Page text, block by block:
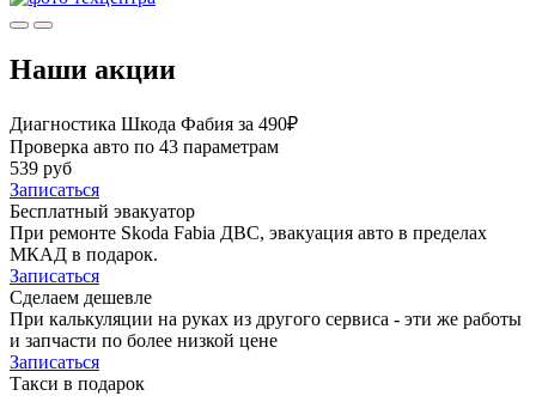
Наши акции
Диагностика Шкода Фабия за 490₽
Проверка авто по 43 параметрам
539 руб
Записаться
Бесплатный эвакуатор
При ремонте Skoda Fabia ДВС, эвакуация авто в пределах
МКАД в подарок.
Записаться
Сделаем дешевле
При калькуляции на руках из другого сервиса - эти же работы
и запчасти по более низкой цене
Записаться
Такси в подарок